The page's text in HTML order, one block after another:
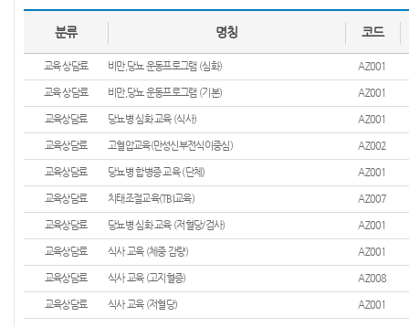
분류 명칭 코드
교육 상담료 비만,당뇨 운동프로그램 (심화) AZ001
교육 상담료 비만,당뇨 운동프로그램 (기본) AZ001
교육상담료 당뇨병 심화 교육 (식사) AZ001
교육상담료 고혈압교육(만성신부전식이중심) AZ002
교육상담료 당뇨병 합병증 교육 (단체) AZ001
교육상담료 치태조절교육(TBI교육) AZ007
교육상담료 당뇨병 심화 교육 (저혈당/검사) AZ001
교육상담료 식사 교육 (체중 감량) AZ001
교육상담료 식사 교육 (고지혈증) AZ008
교육상담료 식사 교육 (저혈당) AZ001